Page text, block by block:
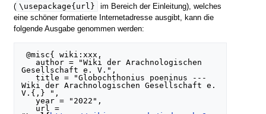
( \usepackage{url}
im Bereich der Einleitung), welches
eine schöner formatierte Internetadresse ausgibt, kann die
folgende Ausgabe genommen werden:
@misc{ wiki:xxx,
Gesellschaft e. V.",
   title = "Globochthonius poeninus ---
Wiki der Arachnologischen Gesellschaft e.
V.{,} ",
   year = "2022",